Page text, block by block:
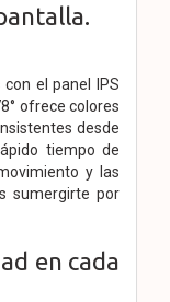
el panel IPS
ofrece colores
desde
tiempo de
y las
sumergirte por
en cada